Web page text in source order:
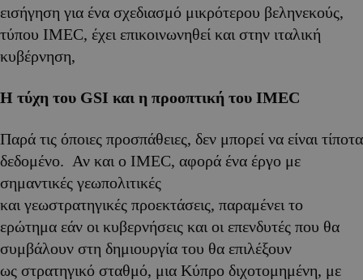
εισήγηση για ένα σχεδιασμό μικρότερου βεληνεκούς,
τύπου IMEC, έχει επικοινωνηθεί και στην ιταλική
κυβέρνηση,
Η τύχη του GSI και η προοπτική του IMEC
Παρά τις όποιες προσπάθειες, δεν μπορεί να είναι τίποτα
δεδομένο. Αν και ο IMEC, αφορά ένα έργο με
σημαντικές γεωπολιτικές
και γεωστρατηγικές προεκτάσεις, παραμένει το
ερώτημα εάν οι κυβερνήσεις και οι επενδυτές που θα
συμβάλουν στη δημιουργία του θα επιλέξουν
ως στρατηγικό σταθμό, μια Κύπρο διχοτομημένη, με